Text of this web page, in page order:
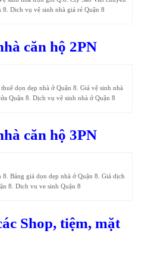
8. Dich vụ vệ sinh nhà giá rẻ Quận 8
căn hộ 2PN
dọn dẹp nhà ở Quận 8. Giá vệ sinh nhà
Quận 8. Dịch vụ vệ sinh nhà ở Quận 8
căn hộ 3PN
Bảng giá dọn dẹp nhà ở Quận 8. Giá dịch
8. Dich vu ve sinh Quận 8
Shop, tiệm, mặt